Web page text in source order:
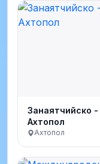
Занаятчийско
Ахтопол
Ахтопол